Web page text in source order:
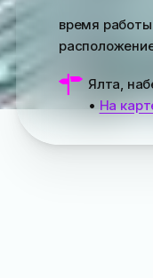
время
Ялта,
• На